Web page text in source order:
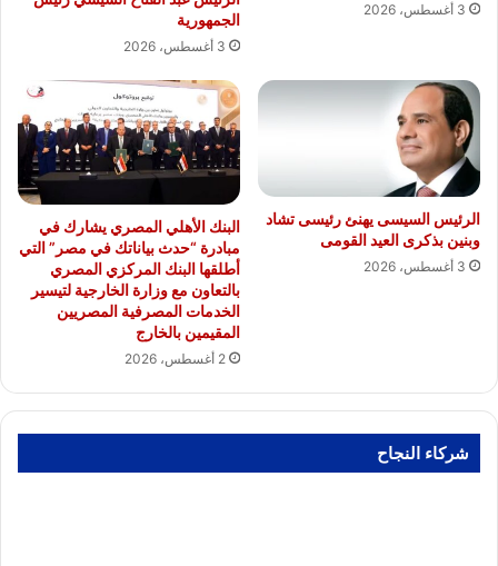
3 أغسطس، 2026
الجمهورية
3 أغسطس، 2026
الرئيس السيسى يهنئ رئيسى تشاد
وبنين بذكرى العيد القومى
3 أغسطس، 2026
البنك الأهلي المصري يشارك في
مبادرة “حدث بياناتك في مصر” التي
أطلقها البنك المركزي المصري
بالتعاون مع وزارة الخارجية لتيسير
الخدمات المصرفية المصريين
المقيمين بالخارج
2 أغسطس، 2026
شركاء النجاح